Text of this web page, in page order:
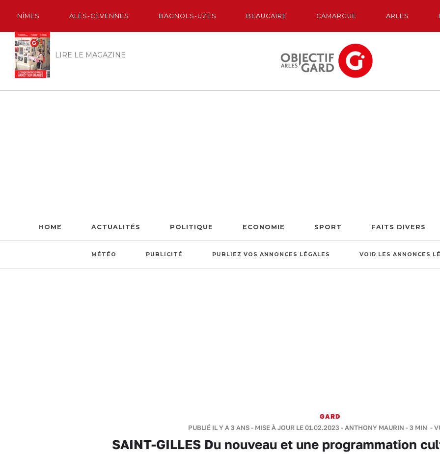
NÎMES ALÈS-CÈVENNES BAGNOLS-UZÈS BEAUCAIRE CAMARGUE ARLES
LIRE LE MAGAZINE
HOME ACTUALITÉS POLITIQUE ECONOMIE SPORT FAITS DIVERS
MÉTÉO PUBLICITÉ PUBLIEZ VOS ANNONCES LÉGALES VOIR LES ANNONCES
GARD
PUBLIÉ IL Y A 3 ANS - MISE À JOUR LE 01.02.2023 -ANTHONY MAURIN -3 MIN -
SAINT-GILLES Du nouveau et une programmation